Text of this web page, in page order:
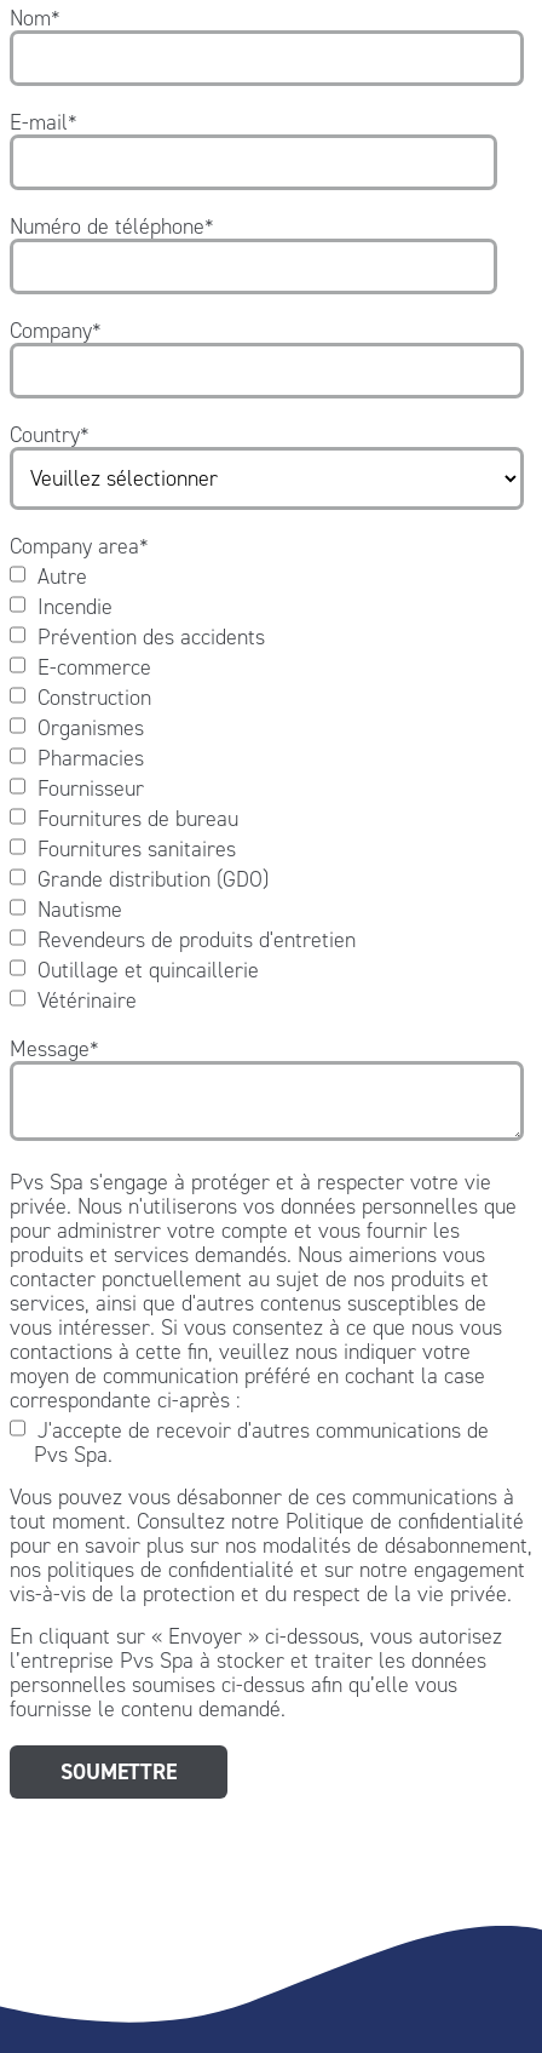
Nom*
E-mail*
Numéro de téléphone*
Company*
Country*
Company area*
Autre
Incendie
Prévention des accidents
E-commerce
Construction
Organismes
Pharmacies
Fournisseur
Fournitures de bureau
Fournitures sanitaires
Grande distribution (GDO)
Nautisme
Revendeurs de produits d'entretien
Outillage et quincaillerie
Vétérinaire
Message*
Pvs Spa s'engage à protéger et à respecter votre vie
privée. Nous n'utiliserons vos données personnelles que
pour administrer votre compte et vous fournir les
produits et services demandés. Nous aimerions vous
contacter ponctuellement au sujet de nos produits et
services, ainsi que d'autres contenus susceptibles de
vous intéresser. Si vous consentez à ce que nous vous
contactions à cette fin, veuillez nous indiquer votre
moyen de communication préféré en cochant la case
correspondante ci-après :
J'accepte de recevoir d'autres communications de
Pvs Spa.
Vous pouvez vous désabonner de ces communications à
tout moment. Consultez notre Politique de confidentialité
pour en savoir plus sur nos modalités de désabonnement,
nos politiques de confidentialité et sur notre engagement
vis-à-vis de la protection et du respect de la vie privée.
En cliquant sur « Envoyer » ci-dessous, vous autorisez
l’entreprise Pvs Spa à stocker et traiter les données
personnelles soumises ci-dessus afin qu’elle vous
fournisse le contenu demandé.